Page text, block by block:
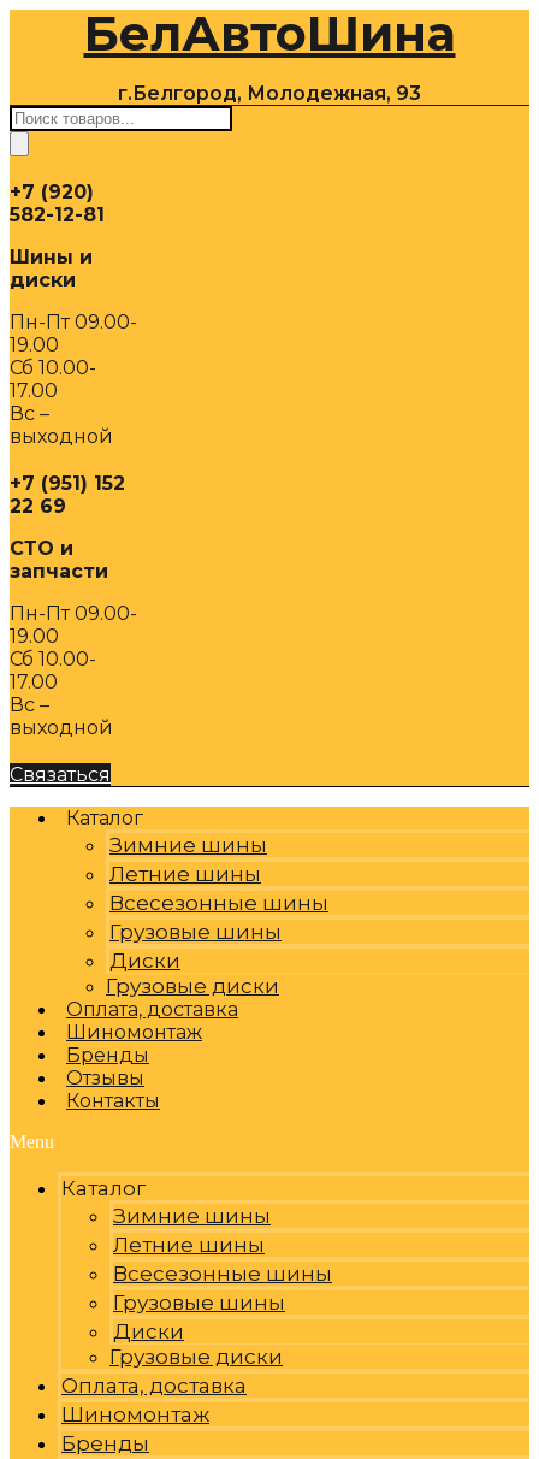
содержимомуБелАвтоШина
г.Белгород, Молодежная, 93
Поиск
товаров
+7 (920)
582-12-81
Шины и
диски
Пн-Пт 09.00-
19.00
Сб 10.00-
17.00
Вс –
выходной
+7 (951) 152
22 69
СТО и
запчасти
Пн-Пт 09.00-
19.00
Сб 10.00-
17.00
Вс –
выходной
Связаться
Каталог
Зимние шины
Летние шины
Всесезонные шины
Грузовые шины
Диски
Грузовые диски
Оплата, доставка
Шиномонтаж
Бренды
Отзывы
Контакты
Menu
Каталог
Зимние шины
Летние шины
Всесезонные шины
Грузовые шины
Диски
Грузовые диски
Оплата, доставка
Шиномонтаж
Бренды